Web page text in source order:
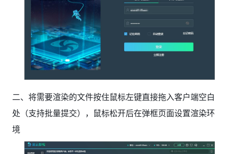
二、将需要渲染的文件按住鼠标左键直接拖入客户端空白
处（支持批量提交），鼠标松开后在弹框页面设置渲染环
境